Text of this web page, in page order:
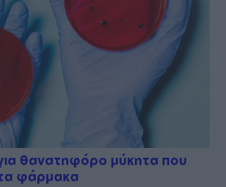
θανατηφόρο μύκητα που
φάρμακα